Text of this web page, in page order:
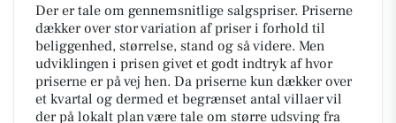
Der er tale om gennemsnitlige salgspriser. Priserne
dækker over stor variation af priser i forhold til
beliggenhed, størrelse, stand og så videre. Men
udviklingen i prisen givet et godt indtryk af hvor
priserne er på vej hen. Da priserne kun dækker over
et kvartal og dermed et begrænset antal villaer vil
der på lokalt plan være tale om større udsving fra